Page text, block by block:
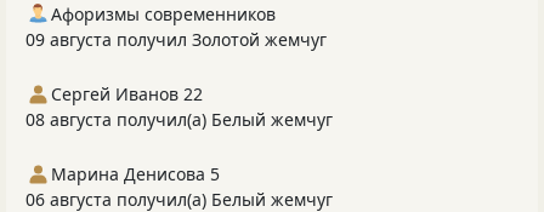
Афоризмы современников
09 августа получил Золотой жемчуг
Сергей Иванов 22
08 августа получил(а) Белый жемчуг
Марина Денисова 5
06 августа получил(а) Белый жемчуг